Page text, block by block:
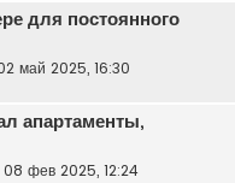
для постоянного
май 2025, 16:30
апартаменты,
08 фев 2025, 12:24